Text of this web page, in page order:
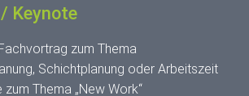
Keynote
zum Thema
Schichtplanung oder Arbeitszeit
Thema „New Work“